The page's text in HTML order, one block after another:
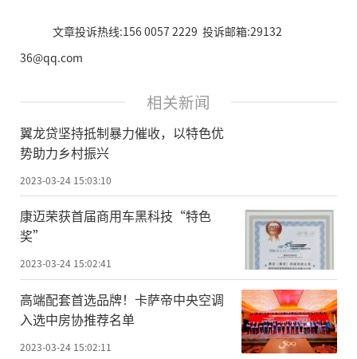
文章投诉热线:156 0057 2229 投诉邮箱:29132
36@qq.com
相关新闻
翼龙贷坚持抵制暴力催收，以特色优
势助力乡村振兴
2023-03-24 15:03:10
康迈荣获首届商用车黑科技“特色
奖”
2023-03-24 15:02:41
高端配套首选品牌！卡萨帝中央空调
入选中房协推荐名单
2023-03-24 15:02:11